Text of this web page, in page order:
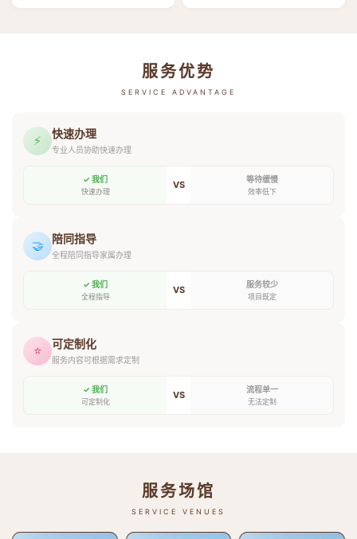
服务优势
SERVICE ADVANTAGE
⚡ 快速办理
专业人员协助快速办理
✓ 我们
快速办理
VS 等待缓慢
效率低下
🤝 陪同指导
全程陪同指导家属办理
✓ 我们
全程指导
VS 服务较少
项目既定
⭐ 可定制化
服务内容可根据需求定制
✓ 我们
可定制化
VS 流程单一
无法定制
服务场馆
SERVICE VENUES